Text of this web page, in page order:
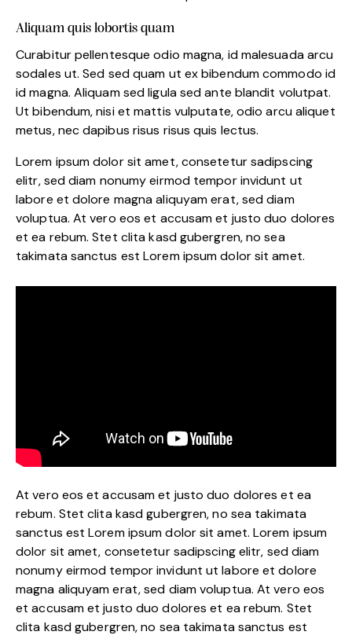
Aliquam quis lobortis quam
Curabitur pellentesque odio magna, id malesuada arcu
sodales ut. Sed sed quam ut ex bibendum commodo id
id magna. Aliquam sed ligula sed ante blandit volutpat.
Ut bibendum, nisi et mattis vulputate, odio arcu aliquet
metus, nec dapibus risus risus quis lectus.
Lorem ipsum dolor sit amet, consetetur sadipscing
elitr, sed diam nonumy eirmod tempor invidunt ut
labore et dolore magna aliquyam erat, sed diam
voluptua. At vero eos et accusam et justo duo dolores
et ea rebum. Stet clita kasd gubergren, no sea
takimata sanctus est Lorem ipsum dolor sit amet.
At vero eos et accusam et justo duo dolores et ea
rebum. Stet clita kasd gubergren, no sea takimata
sanctus est Lorem ipsum dolor sit amet. Lorem ipsum
dolor sit amet, consetetur sadipscing elitr, sed diam
nonumy eirmod tempor invidunt ut labore et dolore
magna aliquyam erat, sed diam voluptua. At vero eos
et accusam et justo duo dolores et ea rebum. Stet
clita kasd gubergren, no sea takimata sanctus est